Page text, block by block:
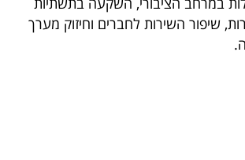
שיפור השירות לחברים וחיזוק מערך